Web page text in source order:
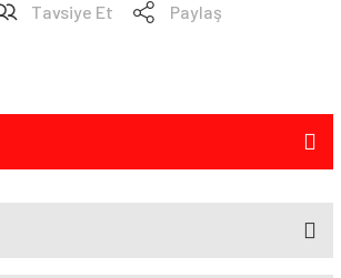
Tavsiye Et Paylaş